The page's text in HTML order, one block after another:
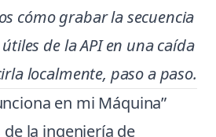
cómo grabar la secuencia
de la API en una caída
localmente, paso a paso.
en mi Máquina”
la ingeniería de